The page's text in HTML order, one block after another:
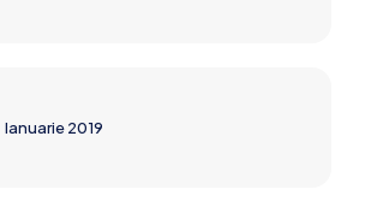
Ianuarie 2019